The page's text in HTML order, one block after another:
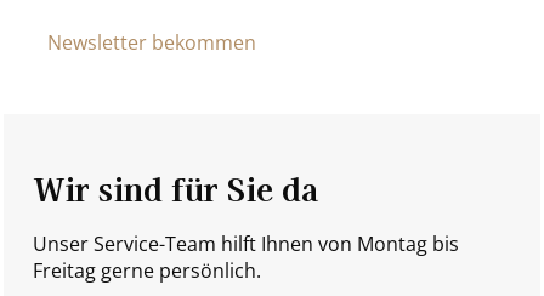
Newsletter bekommen
Wir sind für Sie da
Unser Service-Team hilft Ihnen von Montag bis
Freitag gerne persönlich.